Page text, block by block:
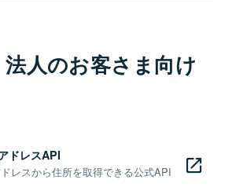
人のお客さま向け
ドレスAPI
レスから住所を取得できる公式API